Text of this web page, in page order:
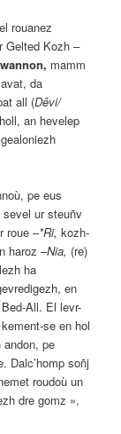
rouanez
Gelted Kozh –
mamm
da
all (Dêvi/
an hevelep
pe eus
sevel ur steuñv
roue –*Ri, kozh-
haroz –Nia, (re)
ha
en
All. El levr-
se en hol
andon, pe
Dalc’homp soñj
roudoù un
dre gomz »,